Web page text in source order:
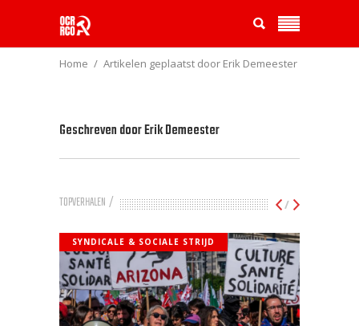
Home Artikelen geplaatst door Erik Demeester
Geschreven doorErik Demeester
TOPVERHALEN
SYNDICALE & SOCIALE STRIJD
/